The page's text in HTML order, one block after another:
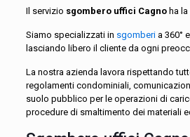
Il servizio sgombero uffici Cagno ha
Siamo specializzati in sgomberia 360°
lasciando libero il cliente da ogni
La nostra azienda lavora rispettando
regolamenti condominiali,
suolo pubblico per le operazioni di
procedure di smaltimento dei materiali